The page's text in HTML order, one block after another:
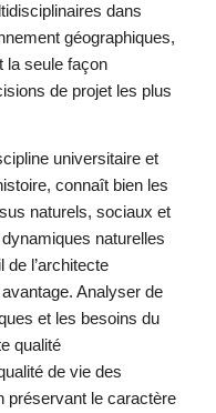
dans
géographiques,
la seule façon
de projet les plus
universitaire et
connaît bien les
naturels, sociaux et
naturelles
l’architecte
Analyser de
et les besoins du
qualité
de vie des
préservant le caractère